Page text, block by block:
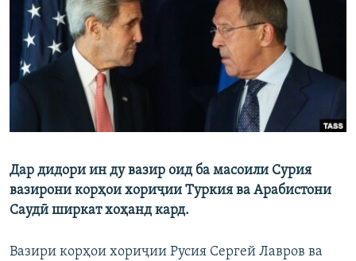
Дар дидори ин ду вазир оид ба масоили Сурия
вазирони корҳои хориҷии Туркия ва Арабистони
Саудӣ ширкат хоҳанд кард.
Вазири корҳои хориҷии Русия Сергей Лавров ва